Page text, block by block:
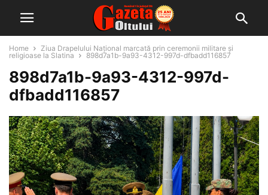
Home
Ziua Drapelului Național marcată prin ceremonii militare și
religioase la Slatina
898d7a1b-9a93-4312-997d-dfbadd116857
898d7a1b-9a93-4312-997d-
dfbadd116857